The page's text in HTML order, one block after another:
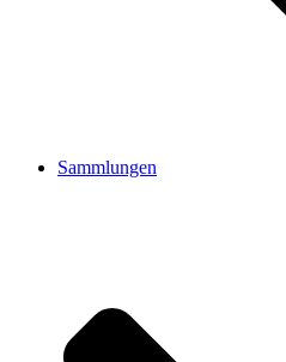
Sammlungen